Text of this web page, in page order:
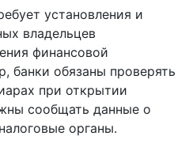
установления и
владельцев
финансовой
банки обязаны проверять
при открытии
сообщать данные о
органы.